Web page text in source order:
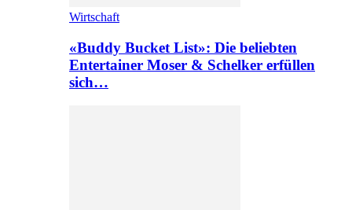
Wirtschaft
«Buddy Bucket List»: Die beliebten
Entertainer Moser & Schelker erfüllen
sich…